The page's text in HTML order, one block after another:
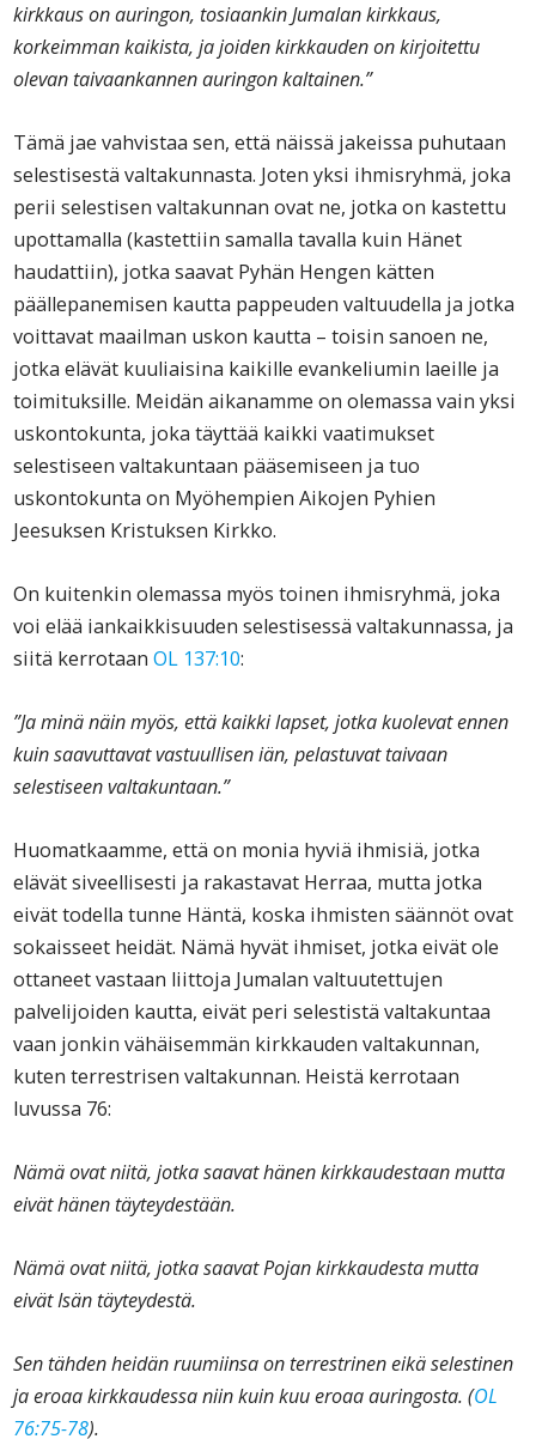
kirkkaus on auringon, tosiaankin Jumalan kirkkaus,
korkeimman kaikista, ja joiden kirkkauden on kirjoitettu
olevan taivaankannen auringon kaltainen.”
Tämä jae vahvistaa sen, että näissä jakeissa puhutaan
selestisestä valtakunnasta. Joten yksi ihmisryhmä, joka
perii selestisen valtakunnan ovat ne, jotka on kastettu
upottamalla (kastettiin samalla tavalla kuin Hänet
haudattiin), jotka saavat Pyhän Hengen kätten
päällepanemisen kautta pappeuden valtuudella ja jotka
voittavat maailman uskon kautta – toisin sanoen ne,
jotka elävät kuuliaisina kaikille evankeliumin laeille ja
toimituksille. Meidän aikanamme on olemassa vain yksi
uskontokunta, joka täyttää kaikki vaatimukset
selestiseen valtakuntaan pääsemiseen ja tuo
uskontokunta on Myöhempien Aikojen Pyhien
Jeesuksen Kristuksen Kirkko.
On kuitenkin olemassa myös toinen ihmisryhmä, joka
voi elää iankaikkisuuden selestisessä valtakunnassa, ja
siitä kerrotaanOL 137:10:
”Ja minä näin myös, että kaikki lapset, jotka kuolevat ennen
kuin saavuttavat vastuullisen iän, pelastuvat taivaan
selestiseen valtakuntaan.”
Huomatkaamme, että on monia hyviä ihmisiä, jotka
elävät siveellisesti ja rakastavat Herraa, mutta jotka
eivät todella tunne Häntä, koska ihmisten säännöt ovat
sokaisseet heidät. Nämä hyvät ihmiset, jotka eivät ole
ottaneet vastaan liittoja Jumalan valtuutettujen
palvelijoiden kautta, eivät peri selestistä valtakuntaa
vaan jonkin vähäisemmän kirkkauden valtakunnan,
kuten terrestrisen valtakunnan. Heistä kerrotaan
luvussa 76:
Nämä ovat niitä, jotka saavat hänen kirkkaudestaan mutta
eivät hänen täyteydestään.
Nämä ovat niitä, jotka saavat Pojan kirkkaudesta mutta
eivät Isän täyteydestä.
Sen tähden heidän ruumiinsa on terrestrinen eikä selestinen
ja eroaa kirkkaudessa niin kuin kuu eroaa auringosta.(OL
76:75-78).